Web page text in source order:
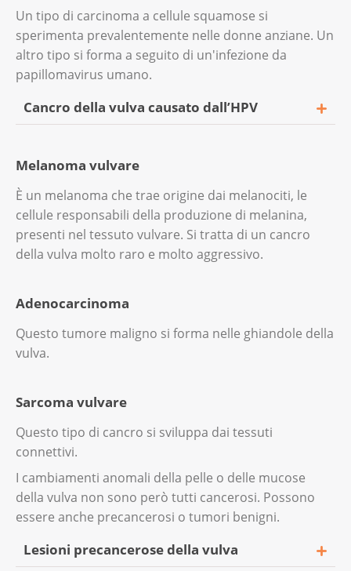
Un tipo di carcinoma a cellule squamose si
sperimenta prevalentemente nelle donne anziane. Un
altro tipo si forma a seguito di un'infezione da
papillomavirus umano.
Cancro della vulva causato dall’HPV
colpisce più spesso le donne giovani.
Il papillomavirus umano (HPV) passa da una
persona all’altra soprattutto durante i
rapporti sessuali.
dicancro del collo dell’utero
Qui trova altre informazioni sull’
Melanoma vulvare
È un melanoma che trae origine dai melanociti, le
cellule responsabili della produzione di melanina,
presenti nel tessuto vulvare. Si tratta di un cancro
della vulva molto raro e molto aggressivo.
Adenocarcinoma
Questo tumore maligno si forma nelle ghiandole della
vulva.
Sarcoma vulvare
Questo tipo di cancro si sviluppa dai tessuti
connettivi.
I cambiamenti anomali della pelle o delle mucose
della vulva non sono però tutti cancerosi. Possono
essere anche precancerosi o tumori benigni.
Lesioni precancerose della vulva